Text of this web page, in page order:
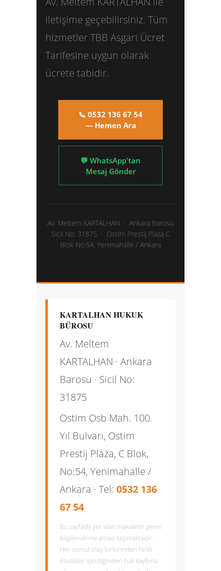
iletişime geçebilirsiniz. Tüm
hizmetler TBB Asgari Ücret
Tarifesine uygun olarak
ücrete tabidir.
📞 0532 136 67 54
— Hemen Ara
💬 WhatsApp'tan
Mesaj Gönder
Av. Meltem KARTALHAN · Ankara Barosu
Sicil No: 31875 · Ostim Prestij Plaza C
Blok No:54, Yenimahalle / Ankara
KARTALHAN HUKUK
BÜROSU
Av. Meltem
KARTALHAN · Ankara
Barosu · Sicil No:
31875
Ostim Osb Mah. 100.
Yıl Bulvarı, Ostim
Prestij Plaza, C Blok,
No:54, Yenimahalle /
Ankara · Tel: 0532 136
67 54
Bu sayfada yer alan makaleler genel
bilgilendirme amacı taşımaktadır.
Her somut olay birbirinden farklı
özellikler içerdiğinden hak kaybına